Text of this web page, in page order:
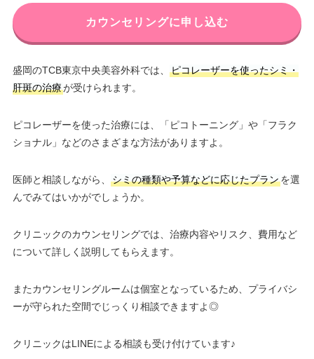
カウンセリングに申し込む
盛岡のTCB東京中央美容外科では、
ピコレーザーを使ったシミ・
肝斑の治療が受けられます。
ピコレーザーを使った治療には、「ピコトーニング」や「フラク
ショナル」などのさまざまな方法がありますよ。
医師と相談しながら、 シミの種類や予算などに応じたプランを選
んでみてはいかがでしょうか。
クリニックのカウンセリングでは、治療内容やリスク、費用など
について詳しく説明してもらえます。
またカウンセリングルームは個室となっているため、プライバシ
ーが守られた空間でじっくり相談できますよ◎
クリニックはLINEによる相談も受け付けています♪